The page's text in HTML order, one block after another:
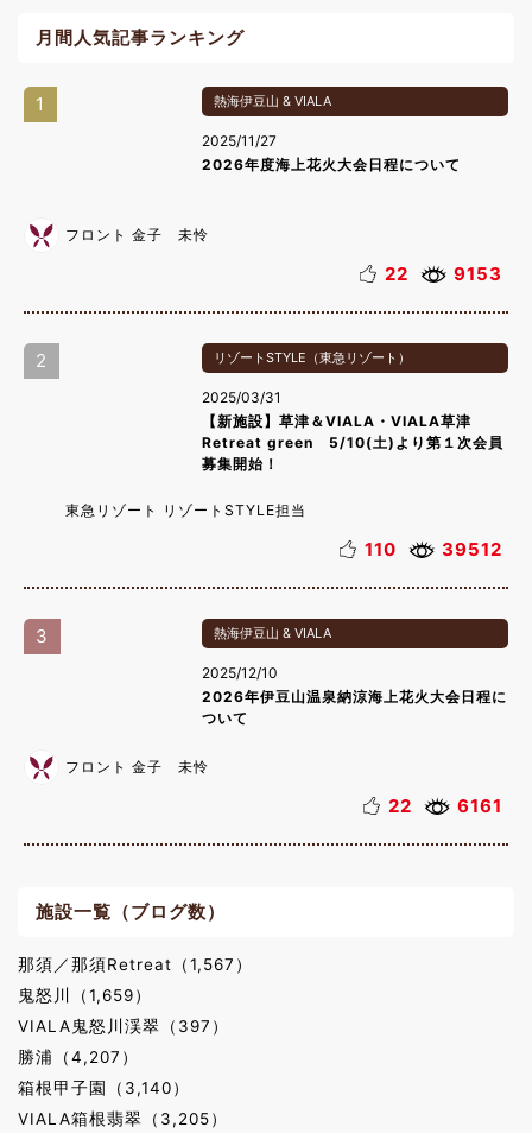
月間人気記事ランキング
1 熱海伊豆山 & VIALA
2025/11/27
2026年度海上花火大会日程について
フロント 金子 未怜
22 9153
2 リゾートSTYLE（東急リゾート）
2025/03/31
【新施設】草津＆VIALA・VIALA草津
Retreat green 5/10(土)より第１次会員
募集開始！
東急リゾート リゾートSTYLE担当
110 39512
3 熱海伊豆山 & VIALA
2025/12/10
2026年伊豆山温泉納涼海上花火大会日程に
ついて
フロント 金子 未怜
22 6161
施設一覧（ブログ数）
那須／那須Retreat（1,567）
鬼怒川（1,659）
VIALA鬼怒川渓翠（397）
勝浦（4,207）
箱根甲子園（3,140）
VIALA箱根翡翠（3,205）